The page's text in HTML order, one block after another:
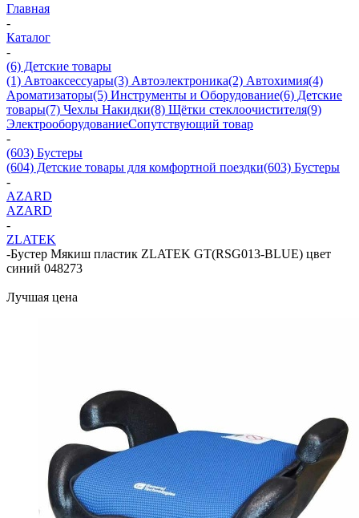
Главная
-
Каталог
-
(6) Детские товары
(1) Автоаксессуары(3) Автоэлектроника(2) Автохимия(4)
Ароматизаторы(5) Инструменты и Оборудование(6) Детские
товары(7) Чехлы Накидки(8) Щётки стеклоочистителя(9)
ЭлектрооборудованиеСопутствующий товар
-
(603) Бустеры
(604) Детские товары для комфортной поездки(603) Бустеры
-
AZARD
AZARD
-
ZLATEK
-Бустер Мякиш пластик ZLATEK GT(RSG013-BLUE) цвет
синий 048273
Лучшая цена